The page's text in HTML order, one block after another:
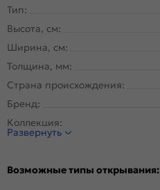
Тип:
Высота, см:
Ширина, см:
Толщина, мм:
Страна происхождения:
Бренд:
Коллекция:
Стиль:
Развернуть
Возможные типы открывания: